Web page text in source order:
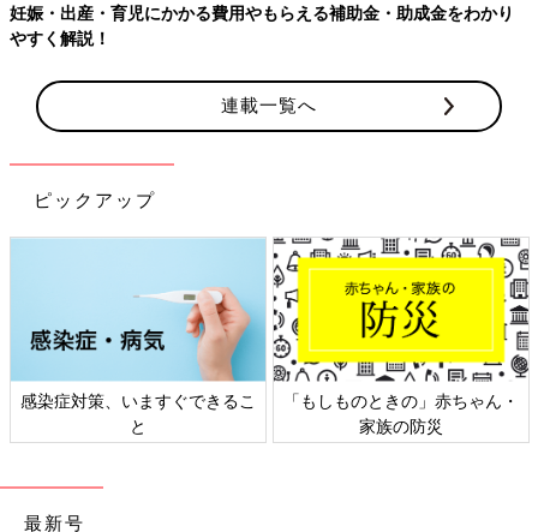
妊娠・出産・育児にかかる費用やもらえる補助金・助成金をわかり
やすく解説！
連載一覧へ
ピックアップ
感染症対策、いますぐできるこ
と
「もしものときの」赤ちゃん・
家族の防災
最新号